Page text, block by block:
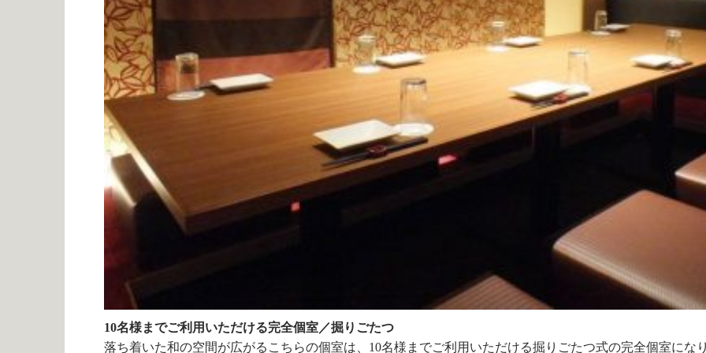
10名様までご利用いただける完全個室／掘りごたつ
落ち着いた和の空間が広がるこちらの個室は、10名様までご利用いただける掘りごたつ式の完全個室にな